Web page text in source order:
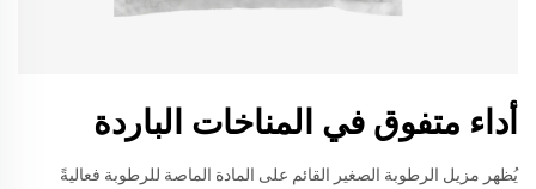
أداء متفوق في المناخات الباردة
يُظهر مزيل الرطوبة الصغير القائم على المادة الماصة للرطوبة فعاليةً